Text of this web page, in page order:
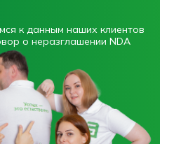
к данным наших клиентов
о неразглашении NDA